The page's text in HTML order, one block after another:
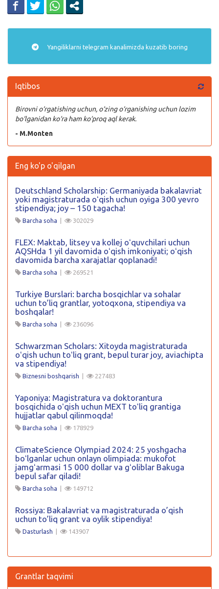
Yangiliklarni telegram kanalimizda kuzatib boring
Iqtibos
Birovni o‘rgatishing uchun, o‘zing o‘rganishing uchun lozim
bo‘lganidan ko‘ra ham ko‘proq aql kerak.
- M.Monten
Eng ko'p o'qilgan
Deutschland Scholarship: Germaniyada bakalavriat
yoki magistraturada oʻqish uchun oyiga 300 yevro
stipendiya; joy – 150 tagacha!
Barcha soha | 302029
FLEX: Maktab, litsey va kollej oʻquvchilari uchun
AQSHda 1 yil davomida oʻqish imkoniyati; oʻqish
davomida barcha xarajatlar qoplanadi!
Barcha soha | 269521
Turkiye Burslari: barcha bosqichlar va sohalar
uchun to’liq grantlar, yotoqxona, stipendiya va
boshqalar!
Barcha soha | 236096
Schwarzman Scholars: Xitoyda magistraturada
oʻqish uchun toʻliq grant, bepul turar joy, aviachipta
va stipendiya!
Biznesni boshqarish | 227483
Yaponiya: Magistratura va doktorantura
bosqichida oʻqish uchun MEXT toʻliq grantiga
hujjatlar qabul qilinmoqda!
Barcha soha | 178929
ClimateScience Olympiad 2024: 25 yoshgacha
boʻlganlar uchun onlayn olimpiada: mukofot
jamgʻarmasi 15 000 dollar va gʻoliblar Bakuga
bepul safar qiladi!
Barcha soha | 149712
Rossiya: Bakalavriat va magistraturada o’qish
uchun to’liq grant va oylik stipendiya!
Dasturlash | 143907
Grantlar taqvimi